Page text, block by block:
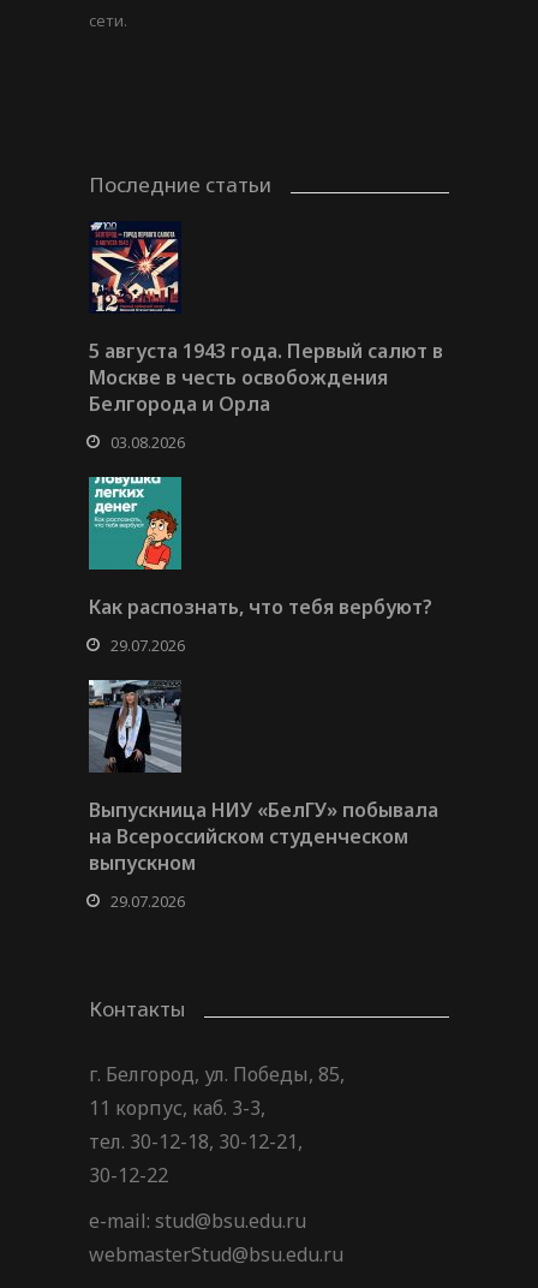
сети.
Последние статьи
5 августа 1943 года. Первый салют в
Москве в честь освобождения
Белгорода и Орла
03.08.2026
Как распознать, что тебя вербуют?
29.07.2026
Выпускница НИУ «БелГУ» побывала
на Всероссийском студенческом
выпускном
29.07.2026
Контакты
г. Белгород, ул. Победы, 85,
11 корпус, каб. 3-3,
тел. 30-12-18, 30-12-21,
30-12-22
e-mail: stud@bsu.edu.ru
webmasterStud@bsu.edu.ru